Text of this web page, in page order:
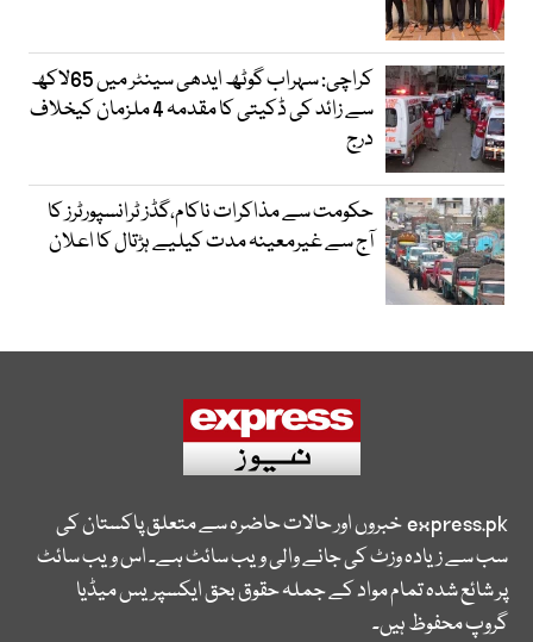
کراچی: سہراب گوٹھ ایدھی سینٹر میں 65لاکھ
سے زائد کی ڈکیتی کا مقدمہ 4 ملزمان کیخلاف
درج
حکومت سے مذاکرات ناکام،گڈز ٹرانسپورٹرز کا
آج سے غیرمعینہ مدت کیلیے ہڑتال کا اعلان
express.pkخبروں اور حالات حاضرہ سے متعلق پاکستان کی
سب سے زیادہ وزٹ کی جانے والی ویب سائٹ ہے۔ اس ویب سائٹ
پر شائع شدہ تمام مواد کے جملہ حقوق بحق ایکسپریس میڈیا
گروپ محفوظ ہیں۔